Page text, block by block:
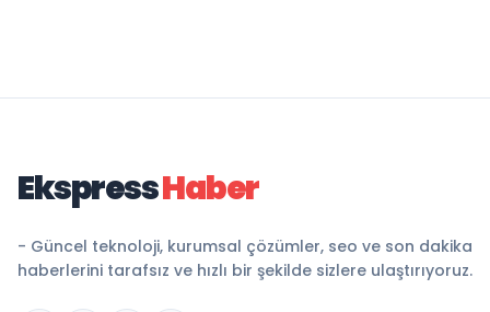
EkspressHaber
- Güncel teknoloji, kurumsal çözümler, seo ve son dakika
haberlerini tarafsız ve hızlı bir şekilde sizlere ulaştırıyoruz.